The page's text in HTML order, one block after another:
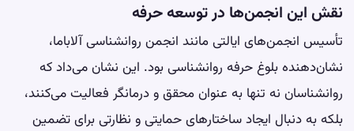
نقش این انجمن‌ها در توسعه حرفه
تأسیس انجمن‌های ایالتی مانند انجمن روانشناسی آلاباما،
نشان‌دهنده بلوغ حرفه روانشناسی بود. این نشان می‌داد که
روانشناسان نه تنها به عنوان محقق و درمانگر فعالیت می‌کنند،
بلکه به دنبال ایجاد ساختارهای حمایتی و نظارتی برای تضمین